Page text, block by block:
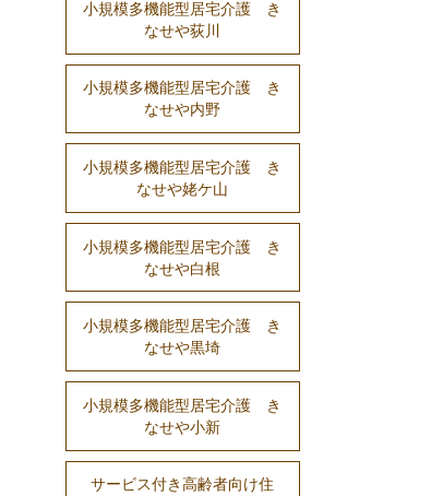
小規模多機能型居宅介護 き
なせや荻川
小規模多機能型居宅介護 き
なせや内野
小規模多機能型居宅介護 き
なせや姥ケ山
小規模多機能型居宅介護 き
なせや白根
小規模多機能型居宅介護 き
なせや黒埼
小規模多機能型居宅介護 き
なせや小新
サービス付き高齢者向け住